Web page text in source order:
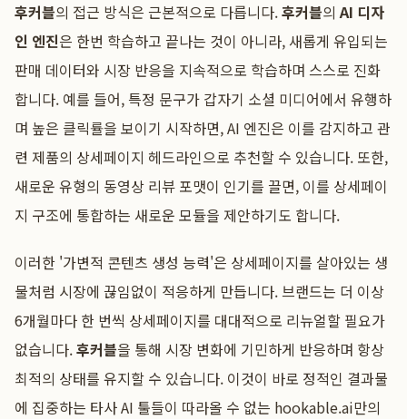
후커블의 접근 방식은 근본적으로 다릅니다.후커블의AI 디자
인 엔진은 한번 학습하고 끝나는 것이 아니라, 새롭게 유입되는
판매 데이터와 시장 반응을 지속적으로 학습하며 스스로 진화
합니다. 예를 들어, 특정 문구가 갑자기 소셜 미디어에서 유행하
며 높은 클릭률을 보이기 시작하면, AI 엔진은 이를 감지하고 관
련 제품의 상세페이지 헤드라인으로 추천할 수 있습니다. 또한,
새로운 유형의 동영상 리뷰 포맷이 인기를 끌면, 이를 상세페이
지 구조에 통합하는 새로운 모듈을 제안하기도 합니다.
이러한 '가변적 콘텐츠 생성 능력'은 상세페이지를 살아있는 생
물처럼 시장에 끊임없이 적응하게 만듭니다. 브랜드는 더 이상
6개월마다 한 번씩 상세페이지를 대대적으로 리뉴얼할 필요가
없습니다.후커블을 통해 시장 변화에 기민하게 반응하며 항상
최적의 상태를 유지할 수 있습니다. 이것이 바로 정적인 결과물
에 집중하는 타사 AI 툴들이 따라올 수 없는 hookable.ai만의